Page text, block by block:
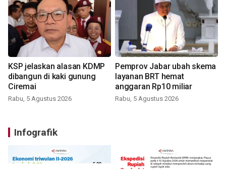
KSP jelaskan alasan KDMP
dibangun di kaki gunung
Ciremai
Rabu, 5 Agustus 2026
Pemprov Jabar ubah skema
layanan BRT hemat
anggaran Rp10 miliar
Rabu, 5 Agustus 2026
Infografik